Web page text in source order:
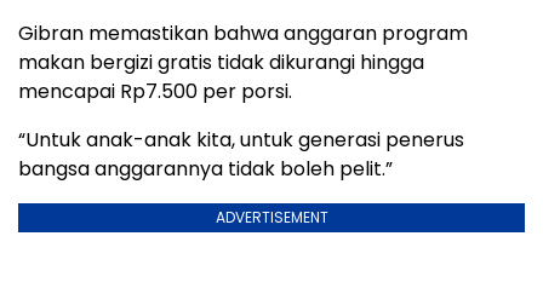
Gibran memastikan bahwa anggaran program
makan bergizi gratis tidak dikurangi hingga
mencapai Rp7.500 per porsi.
“Untuk anak-anak kita, untuk generasi penerus
bangsa anggarannya tidak boleh pelit.”
ADVERTISEMENT